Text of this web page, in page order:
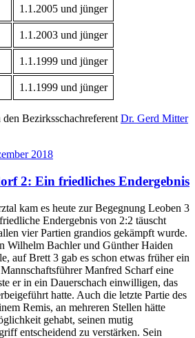
1.1.2005 und jünger
1.1.2003 und jünger
1.1.1999 und jünger
1.1.1999 und jünger
BezirksschachreferentDr. Gerd Mitter
2018
2: Ein friedliches Endergebnis
kam es heute zur Begegnung Leoben 3
Endergebnis von 2:2 täuscht
vier Partien grandios gekämpft wurde.
Wilhelm Bachler und Günther Haiden
auf Brett 3 gab es schon etwas früher ein
Manfred Scharf eine
er in ein Dauerschach einwilligen, das
hatte. Auch die letzte Partie des
Remis, an mehreren Stellen hätte
gehabt, seinen mutig
entscheidend zu verstärken. Sein